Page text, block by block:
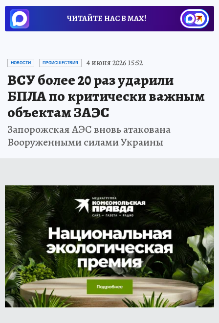
ЧИТАЙТЕ НАС В МАХ!
НОВОСТИ ПРОИСШЕСТВИЯ 4 июня 2026 15:52
ВСУ более 20 раз ударили
БПЛА по критически важным
объектам ЗАЭС
Запорожская АЭС вновь атакована
Вооруженными силами Украины